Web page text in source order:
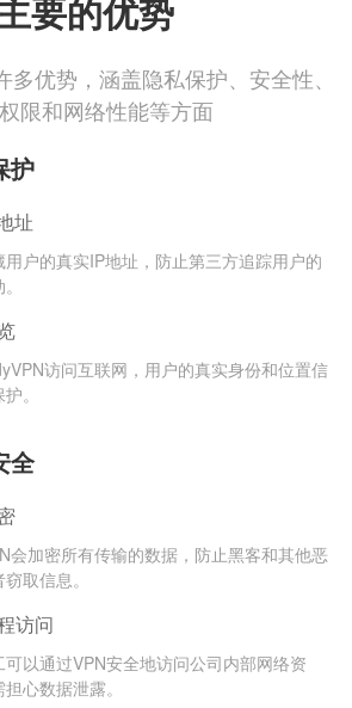
要的优势
优势，涵盖隐私保护、安全性、
限和网络性能等方面
护
址
用户的真实IP地址，防止第三方追踪用户的
访问互联网，用户的真实身份和位置信
。
全
会加密所有传输的数据，防止黑客和其他恶
取信息。
访问
可以通过VPN安全地访问公司内部网络资
心数据泄露。